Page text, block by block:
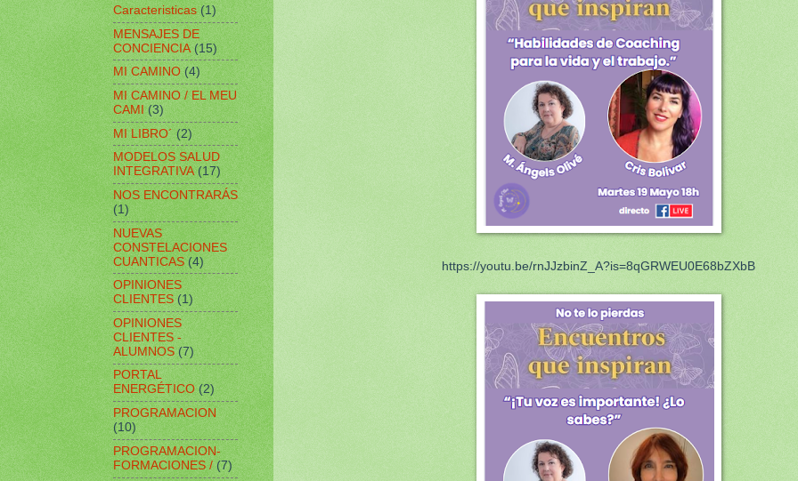
https://youtu.be/rnJJzbinZ_A?is=8qGRWEU0E68bZXbB
Caracteristicas (1)
MENSAJES DE
CONCIENCIA (15)
MI CAMINO (4)
MI CAMINO / EL MEU
CAMI (3)
MI LIBRO´ (2)
MODELOS SALUD
INTEGRATIVA (17)
NOS ENCONTRARÁS
(1)
NUEVAS
CONSTELACIONES
CUANTICAS (4)
OPINIONES
CLIENTES (1)
OPINIONES
CLIENTES -
ALUMNOS (7)
PORTAL
ENERGÉTICO (2)
PROGRAMACION
(10)
PROGRAMACION-
FORMACIONES / (7)